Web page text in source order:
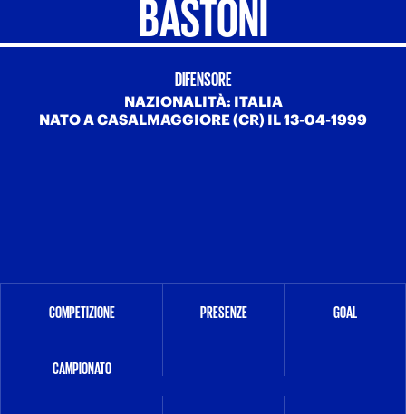
BASTONI
DIFENSORE
NAZIONALITÀ: ITALIA
NATO A CASALMAGGIORE (CR) IL 13-04-1999
COMPETIZIONE PRESENZE GOAL
CAMPIONATO